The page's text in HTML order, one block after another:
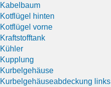
Kabelbaum
Kotflügel hinten
Kotflügel vorne
Kraftstofftank
Kühler
Kupplung
Kurbelgehäuse
Kurbelgehäuseabdeckung links